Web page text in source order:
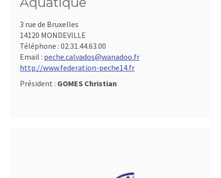
3 rue de Bruxelles
14120 MONDEVILLE
Téléphone : 02.31.44.63.00
Email : peche.calvados@wanadoo.fr
http://www.federation-peche14.fr
Président : GOMES Christian